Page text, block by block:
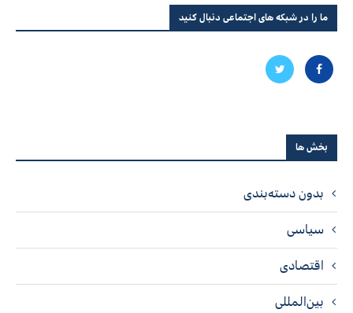
ما را در شبکه های اجتماعی دنبال کنید
بخش ها
بدون دسته‌بندی
سیاسی
اقتصادی
بین‌المللی